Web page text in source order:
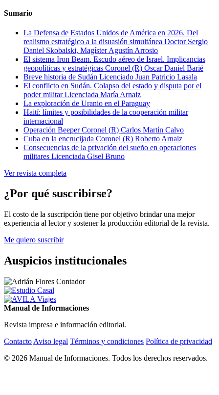
Sumario
La Defensa de Estados Unidos de América en 2026. Del
realismo estratégico a la disuasión simultánea Doctor Sergio
Daniel Skobalski, Magíster Agustín Arrosio
El sistema Iron Beam. Escudo aéreo de Israel. Implicancias
geopolíticas y estratégicas Coronel (R) Oscar Daniel Barié
Breve historia de Sudán Licenciado Juan Patricio Lasala
El conflicto en Sudán. Colapso del estado y disputa por el
poder militarLicenciada María Arnaiz
La exploración de Uranio en el Paraguay
Haití: límites y posibilidades de la cooperación militar
internacional
Operación BeeperCoronel (R) Carlos Martín Calvo
Cuba en la encrucijada Coronel (R) Roberto Arnaiz
Consecuencias de la privación del sueño en operaciones
militares Licenciada Gisel Bruno
Ver revista completa
¿Por qué suscribirse?
El costo de la suscripción tiene por objetivo brindar una mejor
experiencia al lector y sostener la producción editorial de la revista.
Me quiero suscribir
Auspicios institucionales
Manual de Informaciones
Revista impresa e información editorial.
Contacto Aviso legal Términos y condiciones Política de privacidad
© 2026 Manual de Informaciones. Todos los derechos reservados.